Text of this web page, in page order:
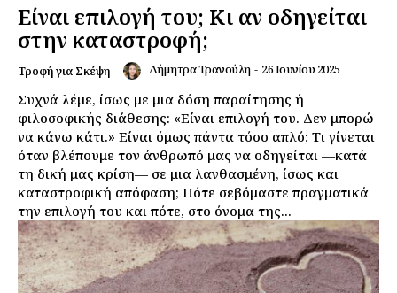
Είναι επιλογή του; Κι αν οδηγείται
στην καταστροφή;
Τροφή για Σκέψη Δήμητρα Τρανούλη - 26 Ιουνίου 2025
Συχνά λέμε, ίσως με μια δόση παραίτησης ή
φιλοσοφικής διάθεσης: «Είναι επιλογή του. Δεν μπορώ
να κάνω κάτι.» Είναι όμως πάντα τόσο απλό; Τι γίνεται
όταν βλέπουμε τον άνθρωπό μας να οδηγείται —κατά
τη δική μας κρίση— σε μια λανθασμένη, ίσως και
καταστροφική απόφαση; Πότε σεβόμαστε πραγματικά
την επιλογή του και πότε, στο όνομα της...